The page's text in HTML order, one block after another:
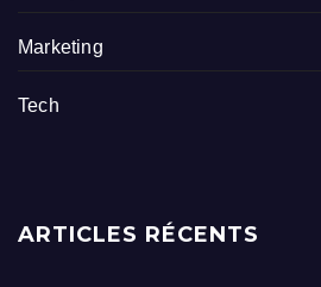
Marketing
Tech
ARTICLES RÉCENTS